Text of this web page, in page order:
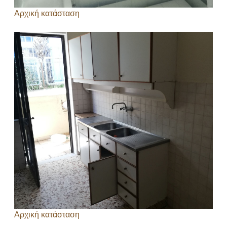
Αρχική κατάσταση
Αρχική κατάσταση